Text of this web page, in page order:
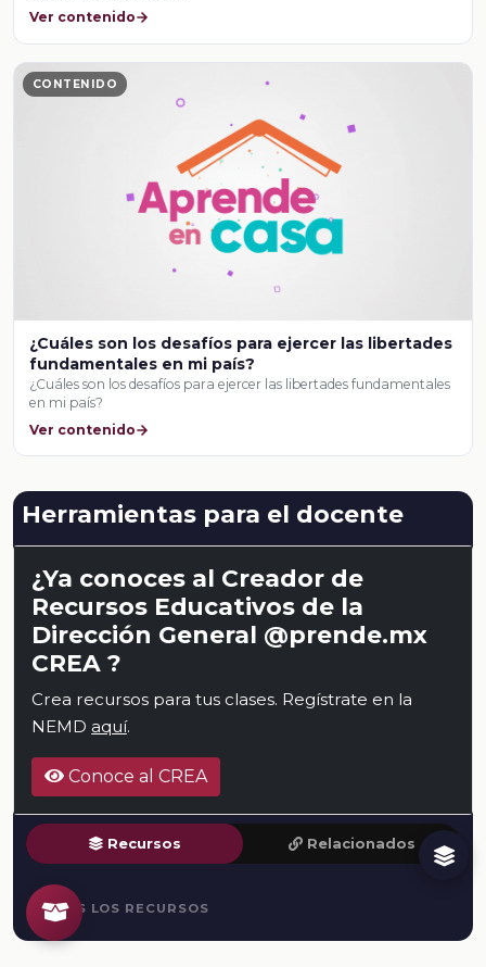
Ver contenido
CONTENIDO
¿Cuáles son los desafíos para ejercer las libertades
fundamentales en mi país?
¿Cuáles son los desafíos para ejercer las libertades fundamentales
en mi país?
Ver contenido
Herramientas para el docente
¿Ya conoces al Creador de
Recursos Educativos de la
Dirección General @prende.mx
CREA ?
Crea recursos para tus clases. Regístrate en la
NEMD aquí.
Conoce al CREA
Recursos Relacionados
TODOS LOS RECURSOS